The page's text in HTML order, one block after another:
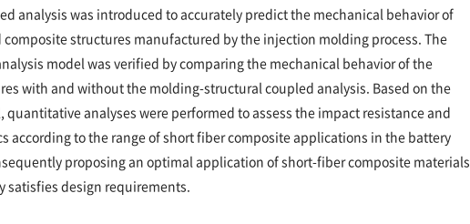
analysis was introduced to accurately predict the mechanical behavior of
structures manufactured by the injection molding process. The
model was verified by comparing the mechanical behavior of the
with and without the molding-structural coupled analysis. Based on the
quantitative analyses were performed to assess the impact resistance and
according to the range of short fiber composite applications in the battery
proposing an optimal application of short-fiber composite materials
satisfies design requirements.